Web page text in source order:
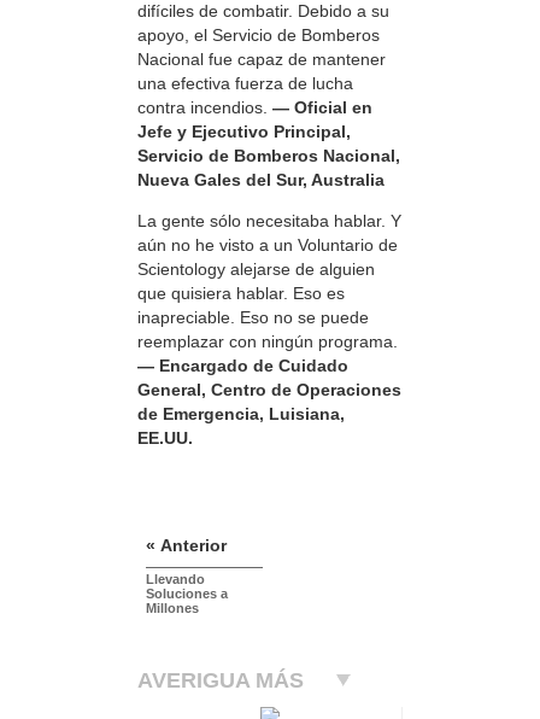
difíciles de combatir. Debido a su
apoyo, el Servicio de Bomberos
Nacional fue capaz de mantener
una efectiva fuerza de lucha
contra incendios. — Oficial en
Jefe y Ejecutivo Principal,
Servicio de Bomberos Nacional,
Nueva Gales del Sur, Australia
La gente sólo necesitaba hablar. Y
aún no he visto a un Voluntario de
Scientology alejarse de alguien
que quisiera hablar. Eso es
inapreciable. Eso no se puede
reemplazar con ningún programa.
— Encargado de Cuidado
General, Centro de Operaciones
de Emergencia, Luisiana,
EE.UU.
« Anterior
Llevando
Soluciones a
Millones
AVERIGUA MÁS